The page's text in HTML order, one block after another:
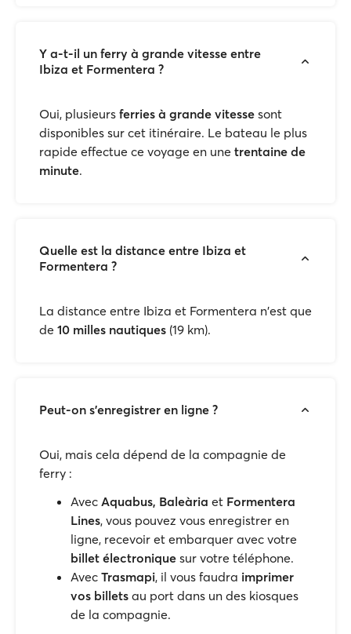
Y a-t-il un ferry à grande vitesse entre
Ibiza et Formentera ?
Oui, plusieurs ferries à grande vitesse sont
disponibles sur cet itinéraire. Le bateau le plus
rapide effectue ce voyage en une trentaine de
minute.
Quelle est la distance entre Ibiza et
Formentera ?
La distance entre Ibiza et Formentera n'est que
de 10 milles nautiques (19 km).
Peut-on s'enregistrer en ligne ?
Oui, mais cela dépend de la compagnie de
ferry :
Avec Aquabus, Baleària et Formentera
Lines, vous pouvez vous enregistrer en
ligne, recevoir et embarquer avec votre
billet électronique sur votre téléphone.
Avec Trasmapi, il vous faudra imprimer
vos billets au port dans un des kiosques
de la compagnie.